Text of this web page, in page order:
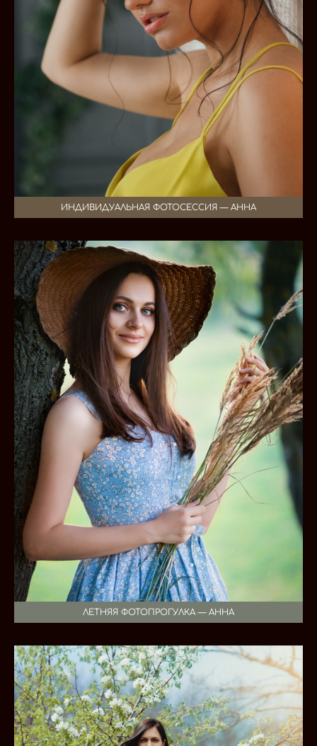
ИНДИВИДУАЛЬНАЯ ФОТОСЕССИЯ — АННА
ЛЕТНЯЯ ФОТОПРОГУЛКА — АННА